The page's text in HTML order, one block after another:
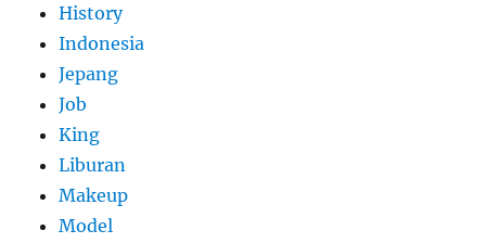
History
Indonesia
Jepang
Job
King
Liburan
Makeup
Model